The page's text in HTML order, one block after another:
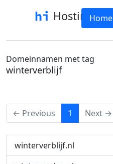
HostinfoHome
Domeinnamen met tag
winterverblijf
← Previous 1 (current)
Next →
winterverblijf.nl